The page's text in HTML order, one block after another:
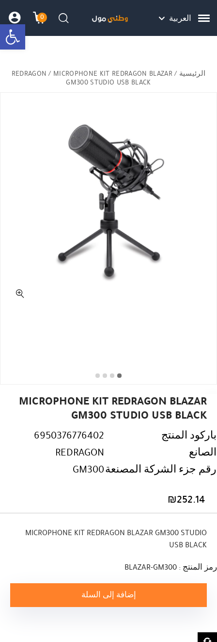
هل نزلت التطبيق ليصلك كل جديد ؟
العربية 0
עגלתחיפוש
الرئيسية /
REDRAGON/ MICROPHONE KIT REDRAGON BLAZAR
GM300 STUDIO USB BLACK
MICROPHONE KIT REDRAGON BLAZAR
GM300 STUDIO USB BLACK
باركود المنتج
6950376776402
الصانع
REDRAGON
رقم جزء الشركة المصنعةGM300
₪252.14
MICROPHONE KIT REDRAGON BLAZAR GM300 STUDIO
USB BLACK
رمز المنتج : BLAZAR-GM300
إضافة إلى السلة